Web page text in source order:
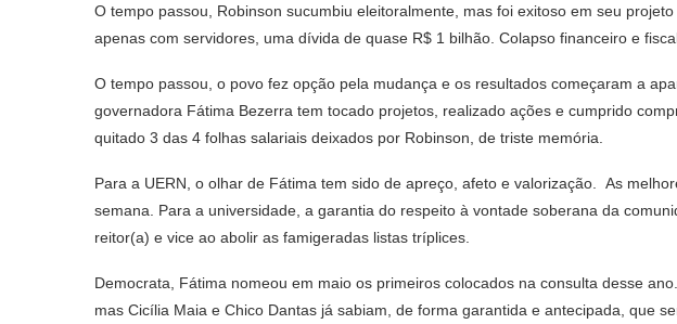
O tempo passou, Robinson sucumbiu eleitoralmente, mas foi exitoso em seu
apenas com servidores, uma dívida de quase R$ 1 bilhão. Colapso financeiro e
O tempo passou, o povo fez opção pela mudança e os resultados começaram a
governadora Fátima Bezerra tem tocado projetos, realizado ações e cumprido
quitado 3 das 4 folhas salariais deixados por Robinson, de triste memória.
Para a UERN, o olhar de Fátima tem sido de apreço, afeto e valorização. As
semana. Para a universidade, a garantia do respeito à vontade soberana da
reitor(a) e vice ao abolir as famigeradas listas tríplices.
Democrata, Fátima nomeou em maio os primeiros colocados na consulta desse
mas Cicília Maia e Chico Dantas já sabiam, de forma garantida e antecipada, que